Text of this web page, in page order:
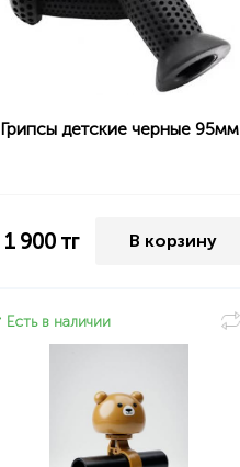
Грипсы детские черные 95мм
1 900тг В корзину
Есть в наличии